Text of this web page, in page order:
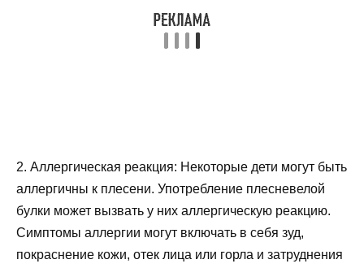
2. Аллергическая реакция: Некоторые дети могут быть
аллергичны к плесени. Употребление плесневелой
булки может вызвать у них аллергическую реакцию.
Симптомы аллергии могут включать в себя зуд,
покраснение кожи, отек лица или горла и затруднения